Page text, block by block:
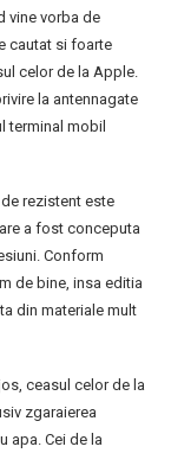
vine vorba de
cautat si foarte
celor de la Apple.
la antennagate
terminal mobil
rezistent este
a fost conceputa
Conform
de bine, insa editia
din materiale mult
ceasul celor de la
zgaraierea
apa. Cei de la